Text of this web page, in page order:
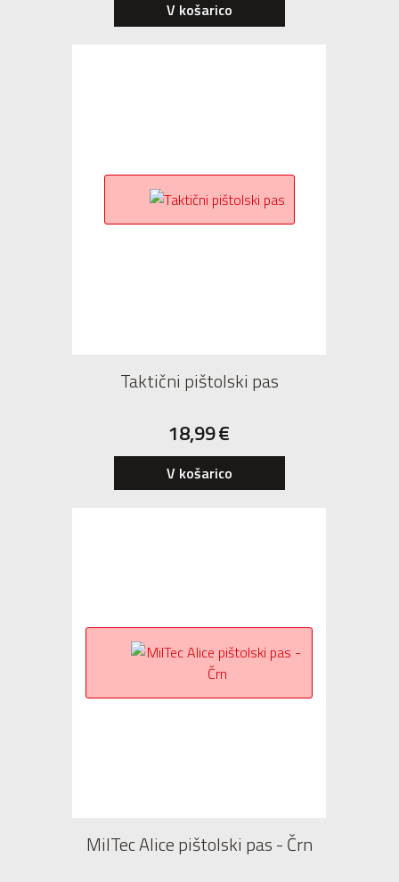
V košarico
Taktični pištolski pas
18,99€
V košarico
MilTec Alice pištolski pas - Črn